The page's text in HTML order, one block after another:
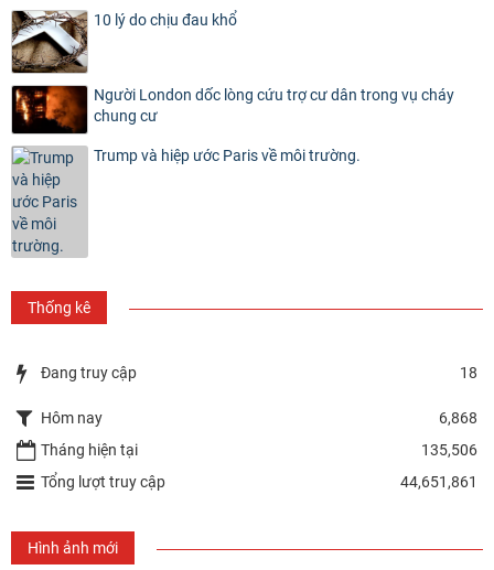
10 lý do chịu đau khổ
Người London dốc lòng cứu trợ cư dân trong vụ cháy
chung cư
Trump và hiệp ước Paris về môi trường.
Thống kê
Đang truy cập 18
Hôm nay
6,868
Tháng hiện tại
135,506
Tổng lượt truy cập
44,651,861
Hình ảnh mới